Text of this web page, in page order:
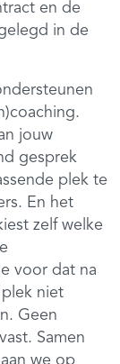
en de
in de
jouw
gesprek
plek te
En het
zelf welke
voor dat na
niet
Geen
Samen
we op